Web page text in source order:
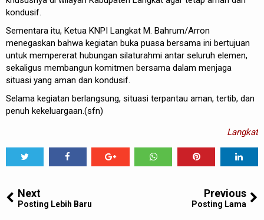
kondusif.
Sementara itu, Ketua KNPI Langkat M. Bahrum/Arron
menegaskan bahwa kegiatan buka puasa bersama ini bertujuan
untuk mempererat hubungan silaturahmi antar seluruh elemen,
sekaligus membangun komitmen bersama dalam menjaga
situasi yang aman dan kondusif.
Selama kegiatan berlangsung, situasi terpantau aman, tertib, dan
penuh kekeluargaan.(sfn)
Langkat
Next
Posting Lebih Baru
Previous
Posting Lama